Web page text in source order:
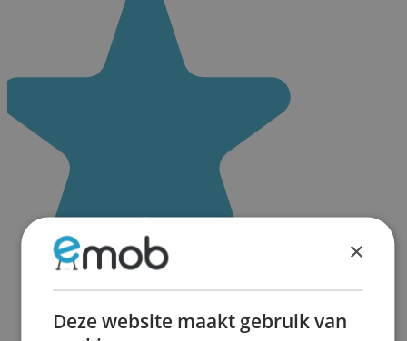
×
Deze website maakt gebruik van